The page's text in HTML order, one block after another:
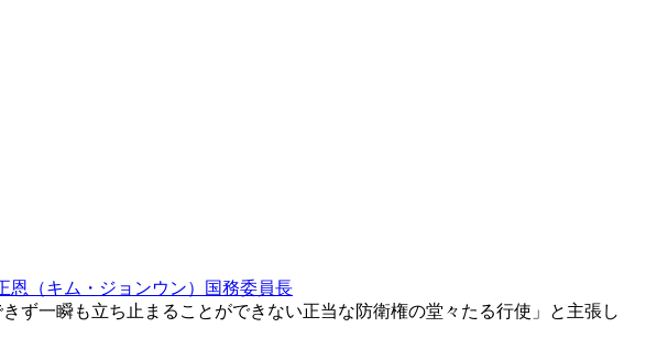
恩（キム・ジョンウン）国務委員長
ず一瞬も立ち止まることができない正当な防衛権の堂々たる行使」と主張し